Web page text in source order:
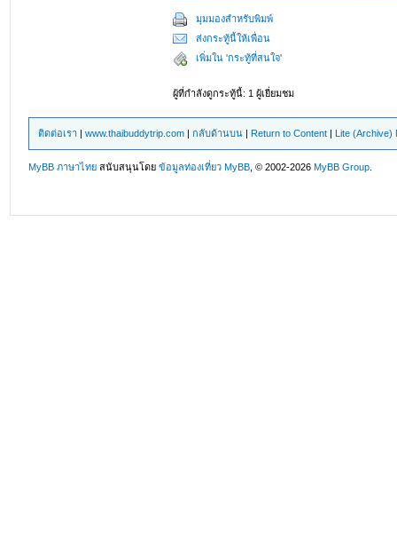
มุมมองสำหรับพิมพ์
ส่งกระทู้นี้ให้เพื่อน
เพิ่มใน 'กระทู้ที่สนใจ'
ผู้ที่กำลังดูกระทู้นี้: 1 ผู้เยี่ยมชม
ติดต่อเรา |www.thaibuddytrip.com |กลับด้านบน | Return to Content | Lite (Archive)
MyBB ภาษาไทย สนับสนุนโดยข้อมูลท่องเที่ยว MyBB , © 2002-2026MyBB Group